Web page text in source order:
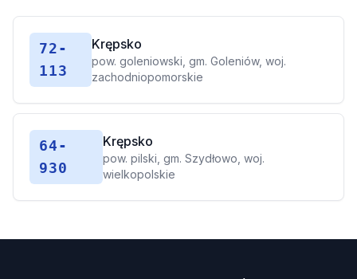
72-
113
Krępsko
pow. goleniowski, gm. Goleniów, woj.
zachodniopomorskie
64-
930
Krępsko
pow. pilski, gm. Szydłowo, woj.
wielkopolskie